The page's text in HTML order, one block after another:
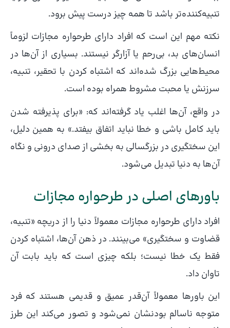
تنبیه‌کننده‌تر باشد تا همه چیز درست پیش برود.
نکته مهم این است که افراد دارای طرحواره مجازات لزوماً
انسان‌های بد، بی‌رحم یا آزارگر نیستند. بسیاری از آن‌ها در
محیط‌هایی بزرگ شده‌اند که اشتباه کردن با تحقیر، تنبیه،
سرزنش یا محبت مشروط همراه بوده است.
در واقع، آن‌ها اغلب یاد گرفته‌اند که: «برای پذیرفته شدن
باید کامل باشی و خطا نباید اتفاق بیفتد.» به همین دلیل،
این سختگیری در بزرگسالی به بخشی از صدای درونی و نگاه
آن‌ها به دنیا تبدیل می‌شود.
باورهای اصلی در طرحواره مجازات
افراد دارای طرحواره مجازات معمولاً دنیا را از دریچه «تنبیه،
قضاوت و سختگیری» می‌بینند. در ذهن آن‌ها، اشتباه کردن
فقط یک خطا نیست؛ بلکه چیزی است که باید بابت آن
تاوان داد.
این باورها معمولاً آن‌قدر عمیق و قدیمی هستند که فرد
متوجه ناسالم بودنشان نمی‌شود و تصور می‌کند این طرز